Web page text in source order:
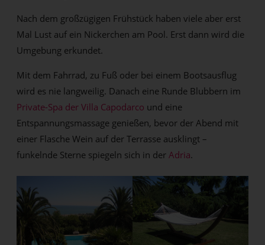
Nach dem großzügigen Frühstück haben viele aber erst
Mal Lust auf ein Nickerchen am Pool. Erst dann wird die
Umgebung erkundet.
Mit dem Fahrrad, zu Fuß oder bei einem Bootsausflug
wird es nie langweilig. Danach eine Runde Blubbern im
Private-Spa der Villa Capodarco und eine
Entspannungsmassage genießen, bevor der Abend mit
einer Flasche Wein auf der Terrasse ausklingt –
funkelnde Sterne spiegeln sich in der Adria.